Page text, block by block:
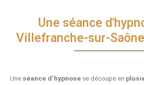
Une séance
Villefranche-sur-
Une séance d’hypnose se découpe en